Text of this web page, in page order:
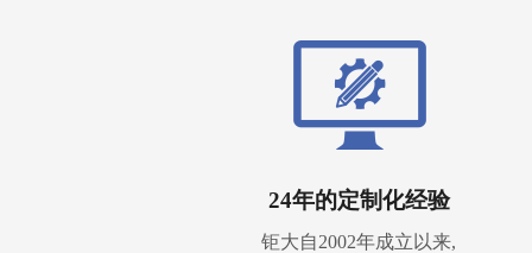
24年的定制化经验
钜大自2002年成立以来,